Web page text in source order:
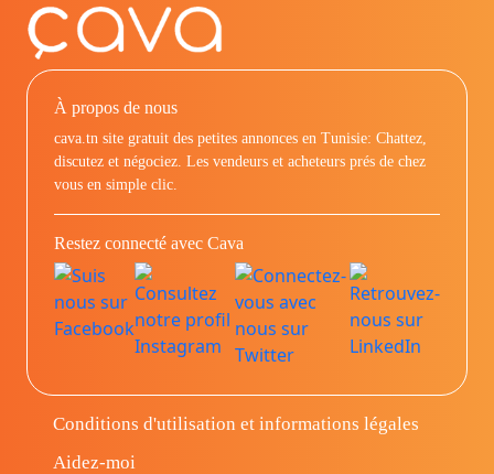
À propos de nous
cava.tn site gratuit des petites annonces en Tunisie: Chattez,
discutez et négociez. Les vendeurs et acheteurs prés de chez
vous en simple clic.
Restez connecté avec Cava
Conditions d'utilisation et informations légales
Aidez-moi